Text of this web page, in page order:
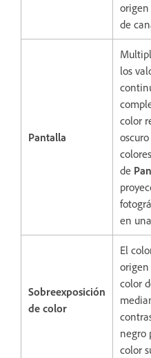
de
Pantalla
los
color
de
en
Sobreexposición
de color
El
color
negro
color